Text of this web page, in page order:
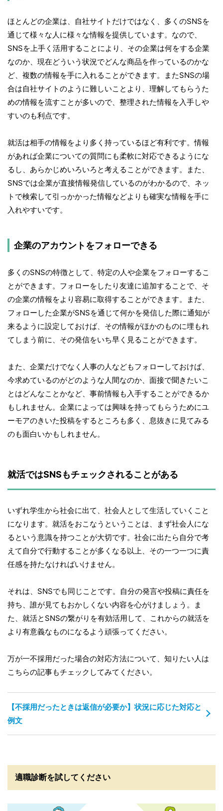
ほとんどの企業は、自社サイトだけではなく、多くのSNSを
通じて様々な人に様々な情報を提供しています。なので、
SNSを上手く活用することにより、その企業は何をする企業
なのか、現在どういう状況でどんな商品を作っているのかな
ど、複数の情報を手に入れることができます。またSNSの場
合は自社サイトのように難しいことより、理解してもらうた
めの情報を流すことが多いので、整理された情報を入手しや
すいのも利点です。
就活は相手の情報をより多く持っているほど有利です。情報
があれば企業についての質問にも柔軟に対応できるようにな
るし、あらかじめいろいろと考えることができます。また、
SNSでは企業が直接情報発信しているのがわかるので、ネッ
トで検索して引っかかった情報などよりも確実な情報を手に
入れやすいです。
企業のアカウントをフォローできる
多くのSNSの特徴として、特定の人や企業をフォローするこ
とができます。フォローをしたり友達に追加することで、そ
の企業の情報をより容易に取得することができます。また、
フォローした企業がSNSを通じて何かを発信した際に通知が
来るように設定しておけば、その情報がほかのものに埋もれ
てしまう前に、その発信をいち早く見ることができます。
また、企業だけでなく人事の人などもフォローしておけば、
今求めているのがどのような人間なのか、面接で聞きたいこ
とはどんなことかなど、事前情報も入手することができるか
もしれません。企業によっては興味を持ってもらうためにユ
ーモアのきいた投稿をするところも多く、息抜きに見てみる
のも面白いかもしれません。
就活ではSNSもチェックされることがある
いずれ学生から社会に出て、社会人として生活していくこと
になります。就活をおこなうということは、まず社会人にな
るという意識を持つことが大切です。社会に出たら自分で考
えて自分で行動することが多くなる以上、その一つ一つに責
任感を持たなければいけません。
それは、SNSでも同じことです。自分の発言や投稿に責任を
持ち、誰が見てもおかしくない内容を心がけましょう。ま
た、就活とSNSの繋がりを有効活用して、これからの就活を
より有意義なものになるよう頑張ってください。
万が一不採用だった場合の対応方法について、知りたい人は
こちらの記事もチェックしてみてください。
【不採用だったときは返信が必要か】状況に応じた対応と
例文
適職診断を試してください